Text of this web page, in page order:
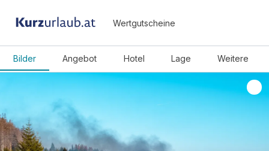
Wertgutscheine
Bilder Angebot Hotel Lage Weitere